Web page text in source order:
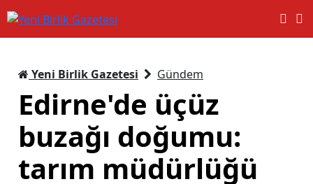
Yeni Birlik Gazetesi Gündem
Edirne'de üçüz
buzağı doğumu:
tarım müdürlüğü